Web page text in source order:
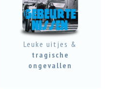
Leuke uitjes &
tragische
ongevallen